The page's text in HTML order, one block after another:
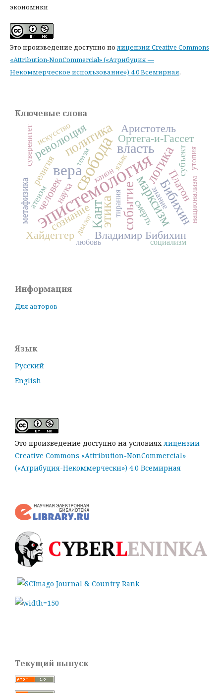
экономики
Это произведение доступно полицензии Creative Commons
«Attribution-NonCommercial» («Атрибуция —
Некоммерческое использование») 4.0 Всемирная.
Ключевые слова
эпистемология
свобода
вера
Кант событие
этика
власть
марксизм
логика
политика
Бибихин
революция
человек
сознание
Владимир Бибихин
Ортега-и-Гассет
Платон
Хайдеггер
Аристотель
субъект
наука
религия
метафизика смерть
канон
искусство
знание
атеизм национализм
язык
тирания
социализм
суверенитет
диалог
любовь
теизм утопия
Информация
Для авторов
Язык
Русский
English
Это произведение доступно на условиях лицензии
Creative Commons «Attribution-NonCommercial»
(«Атрибуция-Некоммерчески») 4.0 Всемирная
Текущий выпуск